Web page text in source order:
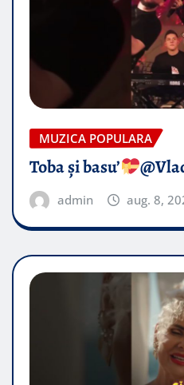
MUZICA POPULARA
Toba și basu’
admin aug. 8,